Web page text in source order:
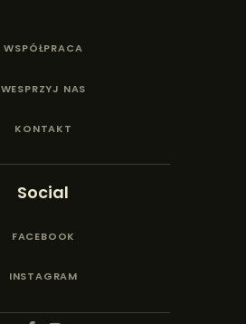
WSPÓŁPRACA
WESPRZYJ NAS
KONTAKT
Social
FACEBOOK
INSTAGRAM